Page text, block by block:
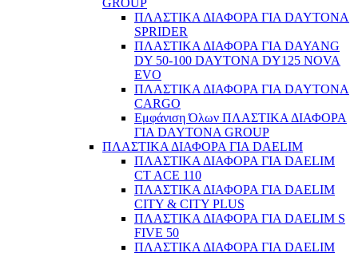
GROUP
ΠΛΑΣΤΙΚΑ ΔΙΑΦΟΡΑ ΓΙΑ DAYTONA
SPRIDER
ΠΛΑΣΤΙΚΑ ΔΙΑΦΟΡΑ ΓΙΑ DAYANG
DY 50-100 DAYTONA DY125 NOVA
EVO
ΠΛΑΣΤΙΚΑ ΔΙΑΦΟΡΑ ΓΙΑ DAYTONA
CARGO
Εμφάνιση Όλων ΠΛΑΣΤΙΚΑ ΔΙΑΦΟΡΑ
ΓΙΑ DAYTONA GROUP
ΠΛΑΣΤΙΚΑ ΔΙΑΦΟΡΑ ΓΙΑ DAELIM
ΠΛΑΣΤΙΚΑ ΔΙΑΦΟΡΑ ΓΙΑ DAELIM
CT ACE 110
ΠΛΑΣΤΙΚΑ ΔΙΑΦΟΡΑ ΓΙΑ DAELIM
CITY & CITY PLUS
ΠΛΑΣΤΙΚΑ ΔΙΑΦΟΡΑ ΓΙΑ DAELIM S
FIVE 50
ΠΛΑΣΤΙΚΑ ΔΙΑΦΟΡΑ ΓΙΑ DAELIM